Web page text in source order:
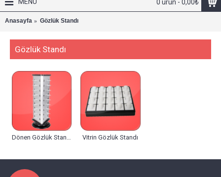
0 ürün - 0,00₺
Anasayfa Gözlük Standı
Gözlük Standı
Dönen Gözlük Standı Vitrin Gözlük Standı